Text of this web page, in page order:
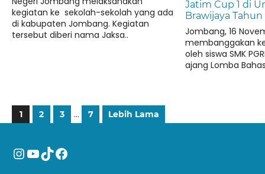
kegiatan ke sekolah-sekolah yang ada
di kabupaten Jombang. Kegiatan
tersebut diberi nama Jaksa..
Jatim Cup 1 di
Brawijaya
Jombang, 16
membanggakan
oleh siswa SMK
ajang Lomba
1 2 3 … 7 Lebih Lama
Instagram
YouTube
TikTokFacebook